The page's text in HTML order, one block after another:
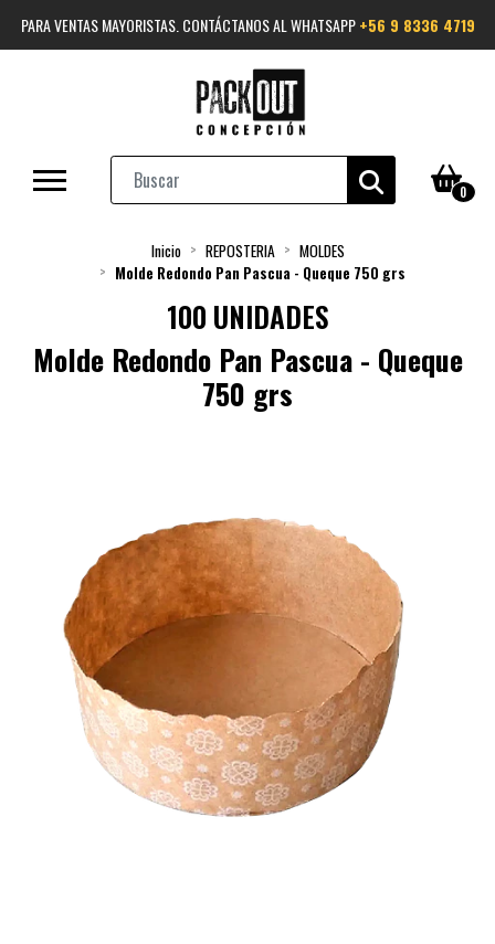
PARA VENTAS MAYORISTAS. CONTÁCTANOS AL WHATSAPP+56 9 8336 4719
0
Inicio REPOSTERIA
MOLDES
Molde Redondo Pan Pascua - Queque 750 grs
100 UNIDADES
Molde Redondo Pan Pascua - Queque
750 grs